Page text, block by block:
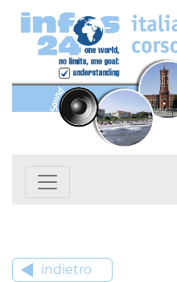
indietro